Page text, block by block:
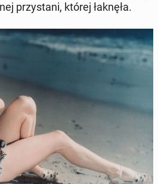
przy­sta­ni, której łaknęła.